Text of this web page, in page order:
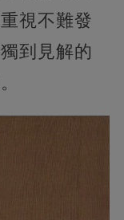
視不難發
到見解的